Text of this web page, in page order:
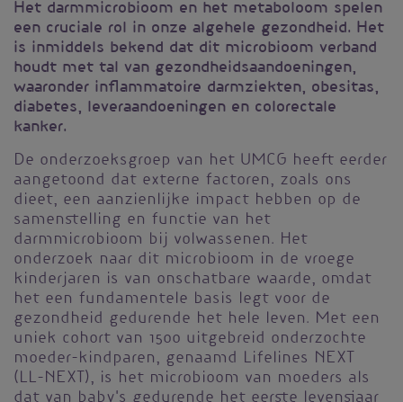
Het darmmicrobioom en het metaboloom spelen
een cruciale rol in onze algehele gezondheid. Het
is inmiddels bekend dat dit microbioom verband
houdt met tal van gezondheidsaandoeningen,
waaronder inflammatoire darmziekten, obesitas,
diabetes, leveraandoeningen en colorectale
kanker.
De onderzoeksgroep van het UMCG heeft eerder
aangetoond dat externe factoren, zoals ons
dieet, een aanzienlijke impact hebben op de
samenstelling en functie van het
darmmicrobioom bij volwassenen. Het
onderzoek naar dit microbioom in de vroege
kinderjaren is van onschatbare waarde, omdat
het een fundamentele basis legt voor de
gezondheid gedurende het hele leven. Met een
uniek cohort van 1500 uitgebreid onderzochte
moeder-kindparen, genaamd Lifelines NEXT
(LL-NEXT), is het microbioom van moeders als
dat van baby's gedurende het eerste levensjaar